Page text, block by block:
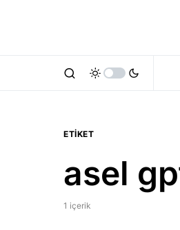
ETIKET
asel
1 içerik